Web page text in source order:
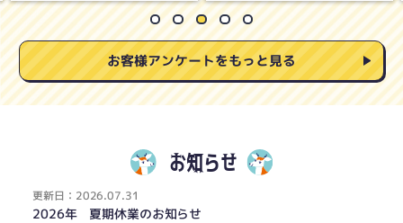
お客様アンケートをもっと見る
お知らせ
更新日： 2026.07.31
2026年 夏期休業のお知らせ